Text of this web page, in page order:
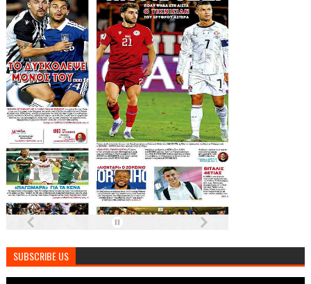
SUBSCRIBE US